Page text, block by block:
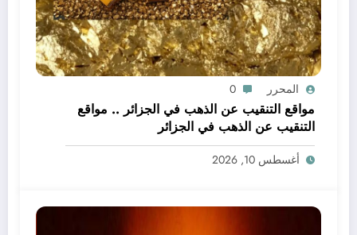
المحرر 0
مواقع التنقيب عن الذهب في الجزائر .. مواقع
التنقيب عن الذهب في الجزائر
أغسطس 10, 2026